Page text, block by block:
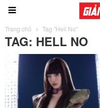
Trang chủ Tag "Hell No"
TAG: HELL NO